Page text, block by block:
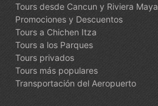
Tours desde Cancun y Riviera Maya
Promociones y Descuentos
Tours a Chichen Itza
Tours a los Parques
Tours privados
Tours más populares
Transportación del Aeropuerto